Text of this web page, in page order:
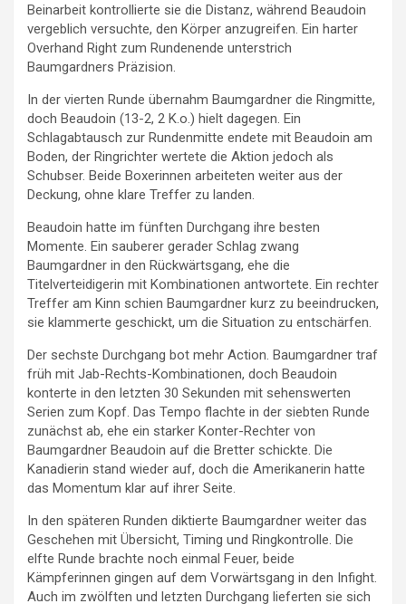
Beinarbeit kontrollierte sie die Distanz, während Beaudoin
vergeblich versuchte, den Körper anzugreifen. Ein harter
Overhand Right zum Rundenende unterstrich
Baumgardners Präzision.
In der vierten Runde übernahm Baumgardner die Ringmitte,
doch Beaudoin (13-2, 2 K.o.) hielt dagegen. Ein
Schlagabtausch zur Rundenmitte endete mit Beaudoin am
Boden, der Ringrichter wertete die Aktion jedoch als
Schubser. Beide Boxerinnen arbeiteten weiter aus der
Deckung, ohne klare Treffer zu landen.
Beaudoin hatte im fünften Durchgang ihre besten
Momente. Ein sauberer gerader Schlag zwang
Baumgardner in den Rückwärtsgang, ehe die
Titelverteidigerin mit Kombinationen antwortete. Ein rechter
Treffer am Kinn schien Baumgardner kurz zu beeindrucken,
sie klammerte geschickt, um die Situation zu entschärfen.
Der sechste Durchgang bot mehr Action. Baumgardner traf
früh mit Jab-Rechts-Kombinationen, doch Beaudoin
konterte in den letzten 30 Sekunden mit sehenswerten
Serien zum Kopf. Das Tempo flachte in der siebten Runde
zunächst ab, ehe ein starker Konter-Rechter von
Baumgardner Beaudoin auf die Bretter schickte. Die
Kanadierin stand wieder auf, doch die Amerikanerin hatte
das Momentum klar auf ihrer Seite.
In den späteren Runden diktierte Baumgardner weiter das
Geschehen mit Übersicht, Timing und Ringkontrolle. Die
elfte Runde brachte noch einmal Feuer, beide
Kämpferinnen gingen auf dem Vorwärtsgang in den Infight.
Auch im zwölften und letzten Durchgang lieferten sie sich